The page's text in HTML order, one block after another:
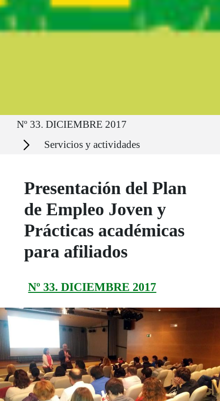
Ruta del sitio
Nº 33. DICIEMBRE 2017
Secciones Servicios y actividades
Presentación del Plan
de Empleo Joven y
Prácticas académicas
para afiliados
Nº 33. DICIEMBRE 2017